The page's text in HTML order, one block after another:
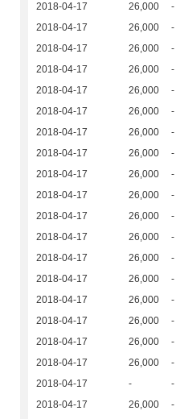
2018-04-17
26,000 -
2018-04-17
26,000 -
2018-04-17
26,000 -
2018-04-17
26,000 -
2018-04-17
26,000 -
2018-04-17
26,000 -
2018-04-17
26,000 -
2018-04-17
26,000 -
2018-04-17
26,000 -
2018-04-17
26,000 -
2018-04-17
26,000 -
2018-04-17
26,000 -
2018-04-17
26,000 -
2018-04-17
26,000 -
2018-04-17
26,000 -
2018-04-17
26,000 -
2018-04-17
26,000 -
2018-04-17
26,000 -
2018-04-17
- -
2018-04-17
26,000 -